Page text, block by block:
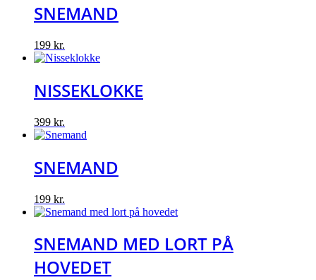
SNEMAND
199 kr.
NISSEKLOKKE
399 kr.
SNEMAND
199 kr.
SNEMAND MED LORT PÅ
HOVEDET